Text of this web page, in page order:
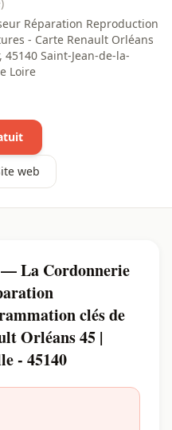
Réparation Reproduction
- Carte Renault Orléans
Saint-Jean-de-la-
Loire
web
La Cordonnerie
clés de
Orléans 45 |
- 45140